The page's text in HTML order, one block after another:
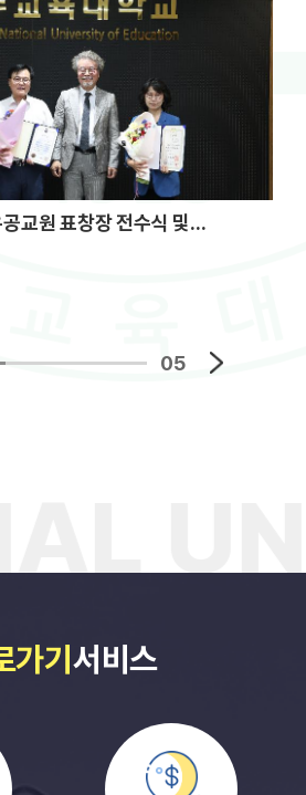
교원 표창장 전수식 및...
05
가기서비스